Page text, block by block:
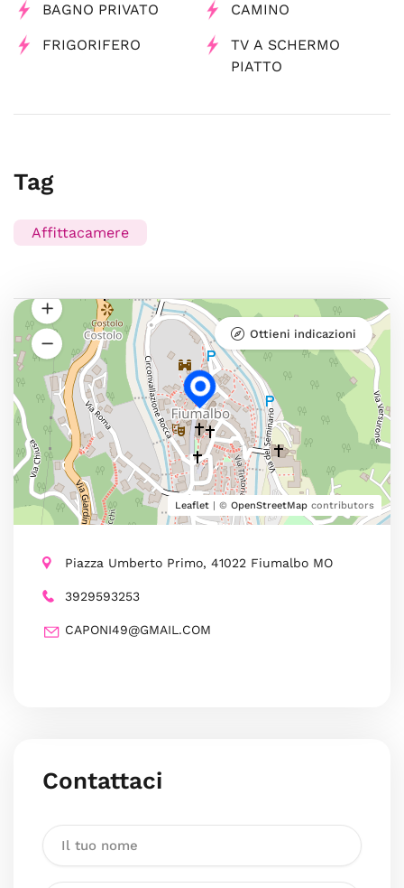
BAGNO PRIVATO CAMINO
FRIGORIFERO
TV A SCHERMO
PIATTO
Tag
Affittacamere
Leaflet | © OpenStreetMap contributors
Ottieni indicazioni
Piazza Umberto Primo, 41022 Fiumalbo MO
3929593253
CAPONI49@GMAIL.COM
Contattaci